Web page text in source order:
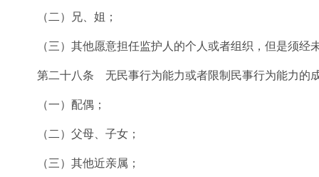
（二）兄、姐；
（三）其他愿意担任监护人的个人或者组织，但是须经
第二十八条 无民事行为能力或者限制民事行为能力的成
（一）配偶；
（二）父母、子女；
（三）其他近亲属；